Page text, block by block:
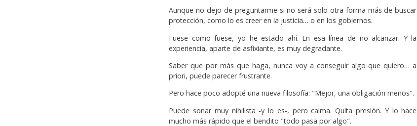
Aunque no dejo de preguntarme si no será solo otra forma más de buscar
protección, como lo es creer en la justicia… o en los gobiernos.
Fuese como fuese, yo he estado ahí. En esa línea de no alcanzar. Y la
experiencia, aparte de asfixiante, es muy degradante.
Saber que por más que haga, nunca voy a conseguir algo que quiero… a
priori, puede parecer frustrante.
Pero hace poco adopté una nueva filosofía: "Mejor, una obligación menos".
Puede sonar muy nihilista -y lo es-, pero calma. Quita presión. Y lo hace
mucho más rápido que el bendito "todo pasa por algo".